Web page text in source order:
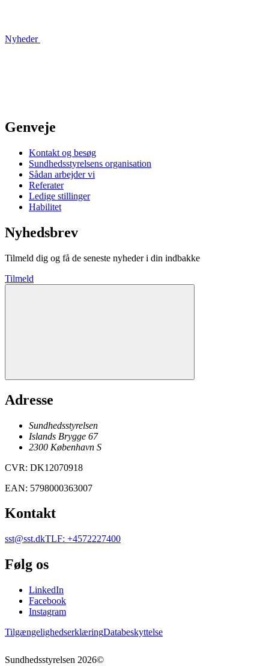
Nyheder
Genveje
Kontakt og besøg
Sundhedsstyrelsens organisation
Sådan arbejder vi
Referater
Ledige stillinger
Habilitet
Nyhedsbrev
Tilmeld dig og få de seneste nyheder i din indbakke
Tilmeld
Adresse
Sundhedsstyrelsen
Islands Brygge 67
2300 København S
CVR: DK12070918
EAN: 5798000363007
Kontakt
sst@sst.dkTLF: +4572227400
Følg os
LinkedIn
Facebook
Instagram
TilgængelighedserklæringDatabeskyttelse
Sundhedsstyrelsen 2026©